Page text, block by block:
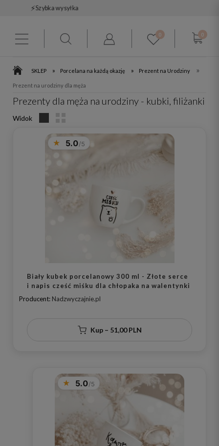
🚚Darmowa dostawa od 199 zł
0 0
SKLEP » Porcelana na każdą okazję » Prezent na Urodziny »
Prezent na urodziny dla męża
Prezenty dla męża na urodziny - kubki, filiżanki
Widok
5.0
Biały kubek porcelanowy 300 ml - Złote serce
i napis cześć miśku dla chłopaka na walentynki
Producent: Nadzwyczajnie.pl
Kup – 51,00 PLN
5.0